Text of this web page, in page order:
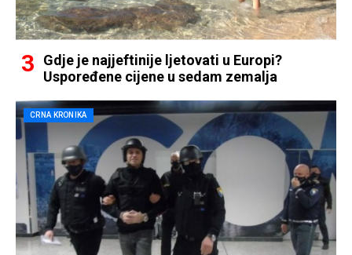
Gdje je najjeftinije ljetovati u Europi?
Uspoređene cijene u sedam zemalja
CRNA KRONIKA